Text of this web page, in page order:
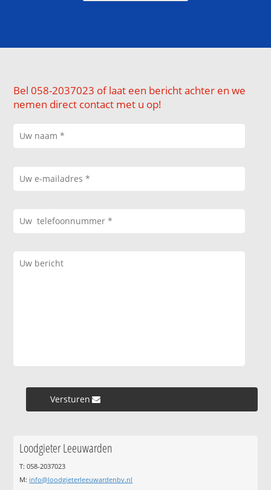
Bel 058-2037023 of laat een bericht achter en we
nemen direct contact met u op!
Versturen »
Loodgieter Leeuwarden
T: 058-2037023
M: info@loodgieterleeuwardenbv.nl